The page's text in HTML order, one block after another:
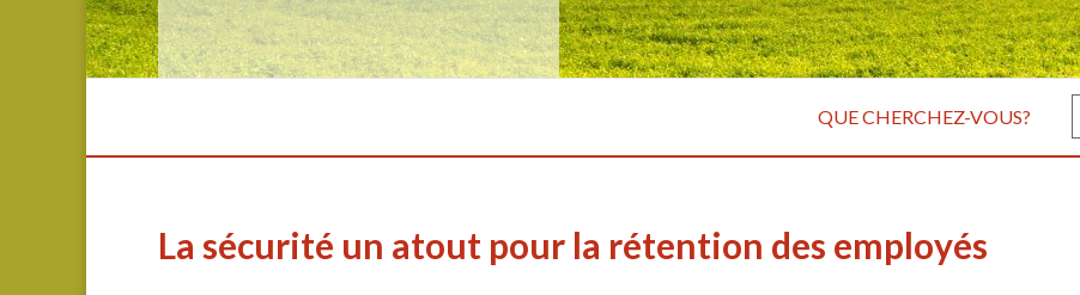
QUE CHERCHEZ-VOUS?
La sécurité un atout pour la rétention des employés